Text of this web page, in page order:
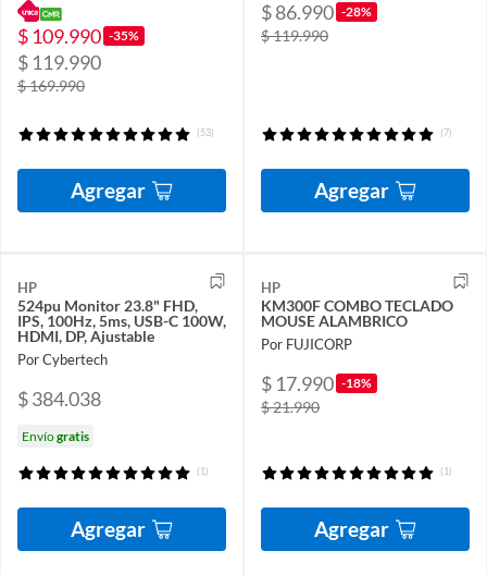
$ 109.990 -35%
$ 119.990
$ 169.990
(53)
Agregar
$ 86.990 -28%
$ 119.990
(7)
Agregar
HP
524pu Monitor 23.8" FHD,
IPS, 100Hz, 5ms, USB-C 100W,
HDMI, DP, Ajustable
Por Cybertech
$ 384.038
Envíogratis
(1)
Agregar
HP
KM300F COMBO TECLADO
MOUSE ALAMBRICO
Por FUJICORP
$ 17.990 -18%
$ 21.990
(1)
Agregar